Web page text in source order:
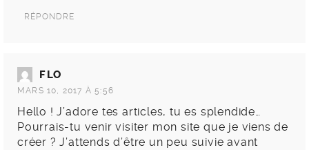
RÉPONDRE
FLO
MARS 10, 2017 À 5:56
Hello ! J’adore tes articles, tu es splendide…
Pourrais-tu venir visiter mon site que je viens de
créer ? J’attends d’être un peu suivie avant